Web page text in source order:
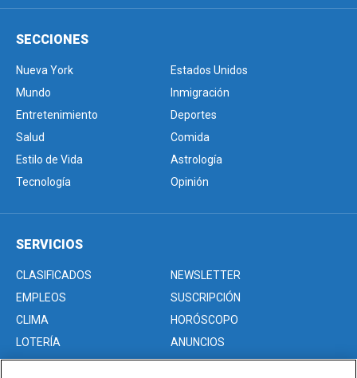
SECCIONES
Nueva York
Estados Unidos
Mundo
Inmigración
Entretenimiento
Deportes
Salud
Comida
Estilo de Vida
Astrología
Tecnología
Opinión
SERVICIOS
CLASIFICADOS
NEWSLETTER
EMPLEOS
SUSCRIPCIÓN
CLIMA
HORÓSCOPO
LOTERÍA
ANUNCIOS